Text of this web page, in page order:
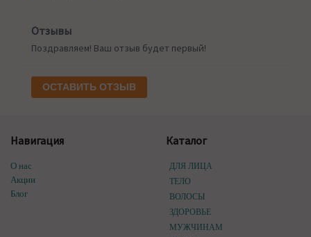
Отзывы
Поздравляем! Ваш отзыв будет первый!
ОСТАВИТЬ ОТЗЫВ
Навигация
О нас
Акции
Блог
Каталог
ДЛЯ ЛИЦА
ТЕЛО
ВОЛОСЫ
ЗДОРОВЬЕ
МУЖЧИНАМ